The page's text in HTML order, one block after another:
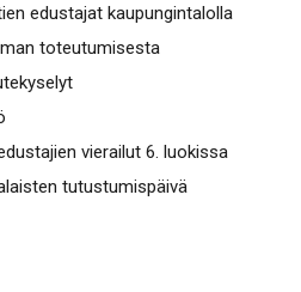
edustajat kaupungintalolla
toteutumisesta
vierailut 6. luokissa
tutustumispäivä